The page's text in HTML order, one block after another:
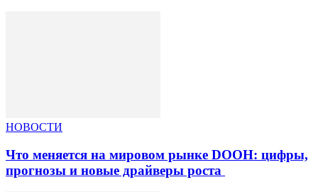
НОВОСТИ
Что меняется на мировом рынке DOOH: цифры,
прогнозы и новые драйверы роста